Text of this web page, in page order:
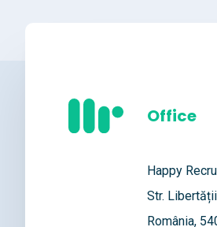
Office
Happy
Str.
România,